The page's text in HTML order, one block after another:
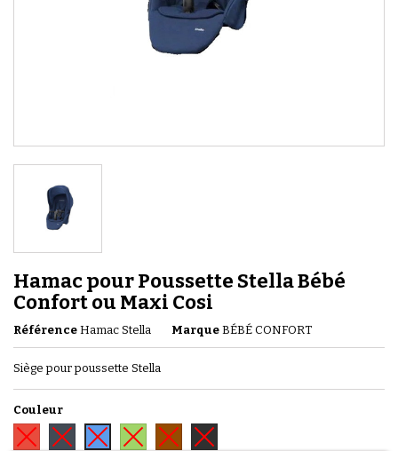
Hamac pour Poussette Stella Bébé
Confort ou Maxi Cosi
Référence Hamac Stella Marque BÉBÉ CONFORT
Siège pour poussette Stella
Couleur
Rouge
Noir Bleu Vert MarronGris